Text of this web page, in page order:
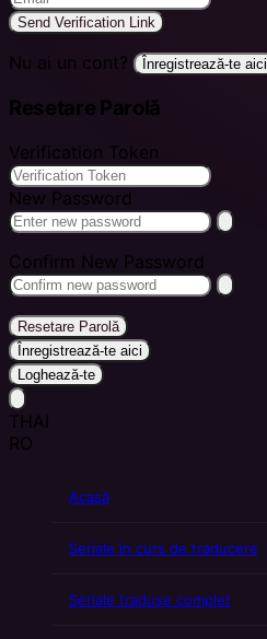
Send Verification Link
Nu ai un cont? Înregistrează-te aici
Resetare Parolă
Verification Token
New Password
Confirm New Password
Resetare Parolă
Înregistrează-te aici
Loghează-te
THAI
RO
Acasă
Seriale în curs de traducere
Seriale traduse complet